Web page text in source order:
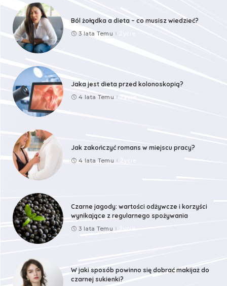
Ból żołądka a dieta – co musisz wiedzieć?
3 lata Temu
Jaka jest dieta przed kolonoskopią?
4 lata Temu Życie
Jak zakończyć romans w miejscu pracy?
4 lata Temu
Czarne jagody: wartości odżywcze i korzyści
wynikające z regularnego spożywania
3 lata Temu
W jaki sposób powinno się dobrać makijaż do
czarnej sukienki?